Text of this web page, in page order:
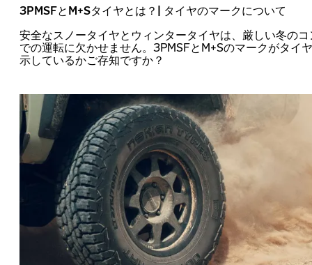
3PMSFとM+Sタイヤとは？| タイヤのマークについて
安全なスノータイヤとウィンタータイヤは、厳しい冬の
での運転に欠かせません。3PMSFとM+Sのマークがタイ
示しているかご存知ですか？